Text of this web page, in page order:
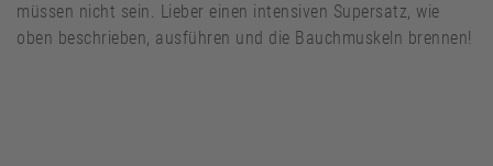
müssen nicht sein. Lieber einen intensiven Supersatz, wie
oben beschrieben, ausführen und die Bauchmuskeln brennen!